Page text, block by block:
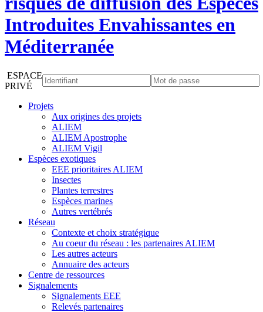
ESPACE
PRIVÉ
Projets
Aux origines des projets
ALIEM
ALIEM Apostrophe
ALIEM Vigil
Espèces exotiques
EEE prioritaires ALIEM
Insectes
Plantes terrestres
Espèces marines
Autres vertébrés
Réseau
Contexte et choix stratégique
Au coeur du réseau : les partenaires ALIEM
Les autres acteurs
Annuaire des acteurs
Centre de ressources
Signalements
Signalements EEE
Relevés partenaires